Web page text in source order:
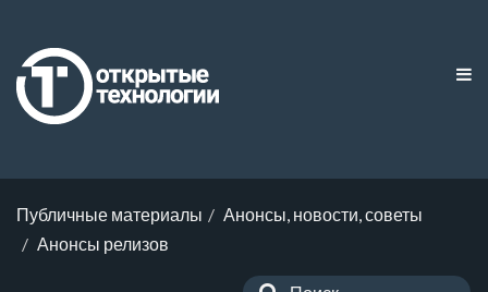
Публичные материалы
Анонсы, новости, советы
Анонсы релизов